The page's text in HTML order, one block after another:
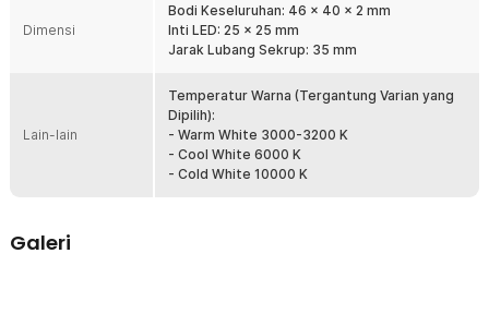
Dimensi
Bodi Keseluruhan: 46 x 40 x 2 mm
Inti LED: 25 x 25 mm
Jarak Lubang Sekrup: 35 mm
Lain-lain
Temperatur Warna (Tergantung Varian yang
Dipilih):
- Warm White 3000-3200 K
- Cool White 6000 K
- Cold White 10000 K
Galeri